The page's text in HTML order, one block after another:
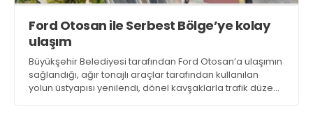
Ford Otosan ile Serbest Bölge’ye kolay
ulaşım
Büyükşehir Belediyesi tarafından Ford Otosan’a ulaşımın
sağlandığı, ağır tonajlı araçlar tarafından kullanılan
yolun üstyapısı yenilendi, dönel kavşaklarla trafik düzeni